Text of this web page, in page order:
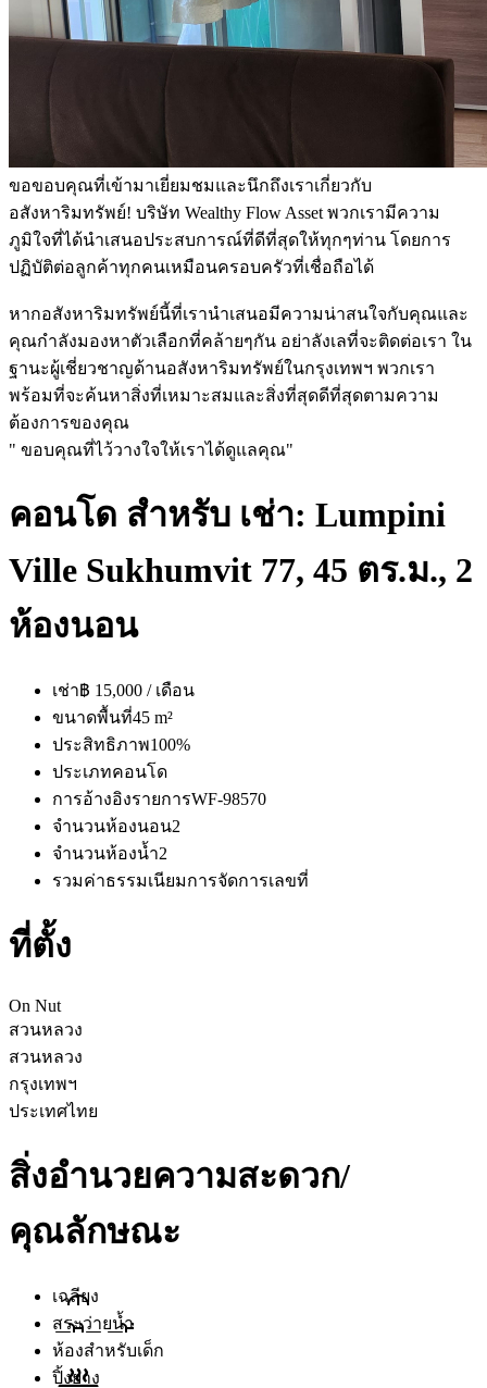
ขอขอบคุณที่เข้ามาเยี่ยมชมและนึกถึงเราเกี่ยวกับ
อสังหาริมทรัพย์! บริษัท Wealthy Flow Asset พวกเรามีความ
ภูมิใจที่ได้นำเสนอประสบการณ์ที่ดีที่สุดให้ทุกๆท่าน โดยการ
ปฏิบัติต่อลูกค้าทุกคนเหมือนครอบครัวที่เชื่อถือได้
หากอสังหาริมทรัพย์นี้ที่เรานำเสนอมีความน่าสนใจกับคุณและ
คุณกำลังมองหาตัวเลือกที่คล้ายๆกัน อย่าลังเลที่จะติดต่อเรา ใน
ฐานะผู้เชี่ยวชาญด้านอสังหาริมทรัพย์ในกรุงเทพฯ พวกเรา
พร้อมที่จะค้นหาสิ่งที่เหมาะสมและสิ่งที่สุดดีที่สุดตามความ
ต้องการของคุณ
" ขอบคุณที่ไว้วางใจให้เราได้ดูแลคุณ"
คอนโด สำหรับ เช่า: Lumpini
Ville Sukhumvit 77, 45 ตร.ม., 2
ห้องนอน
เช่า฿ 15,000 / เดือน
ขนาดพื้นที่45 m²
ประสิทธิภาพ100%
ประเภทคอนโด
การอ้างอิงรายการWF-98570
จำนวนห้องนอน2
จำนวนห้องน้ำ2
รวมค่าธรรมเนียมการจัดการเลขที่
ที่ตั้ง
On Nut
สวนหลวง
สวนหลวง
กรุงเทพฯ
ประเทศไทย
สิ่งอำนวยความสะดวก/
คุณลักษณะ
เฉลียง
สระว่ายน้ำ
ห้องสำหรับเด็ก
ปิ้งย่าง